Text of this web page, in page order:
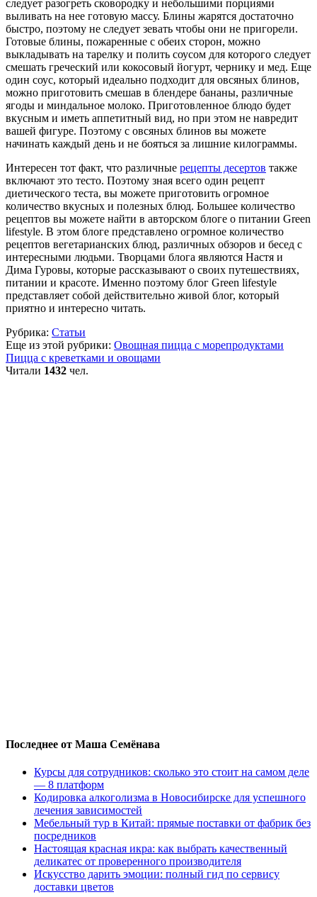
следует разогреть сковородку и небольшими порциями
выливать на нее готовую массу. Блины жарятся достаточно
быстро, поэтому не следует зевать чтобы они не пригорели.
Готовые блины, пожаренные с обеих сторон, можно
выкладывать на тарелку и полить соусом для которого следует
смешать греческий или кокосовый йогурт, чернику и мед. Еще
один соус, который идеально подходит для овсяных блинов,
можно приготовить смешав в блендере бананы, различные
ягоды и миндальное молоко. Приготовленное блюдо будет
вкусным и иметь аппетитный вид, но при этом не навредит
вашей фигуре. Поэтому с овсяных блинов вы можете
начинать каждый день и не бояться за лишние килограммы.
Интересен тот факт, что различные рецепты десертов также
включают это тесто. Поэтому зная всего один рецепт
диетического теста, вы можете приготовить огромное
количество вкусных и полезных блюд. Большее количество
рецептов вы можете найти в авторском блоге о питании Green
lifestyle. В этом блоге представлено огромное количество
рецептов вегетарианских блюд, различных обзоров и бесед с
интересными людьми. Творцами блога являются Настя и
Дима Гуровы, которые рассказывают о своих путешествиях,
питании и красоте. Именно поэтому блог Green lifestyle
представляет собой действительно живой блог, который
приятно и интересно читать.
Рубрика: Статьи
Еще из этой рубрики: Овощная пицца с морепродуктами
Пицца с креветками и овощами
Читали 1432 чел.
Последнее от Маша Семёнава
Курсы для сотрудников: сколько это стоит на самом деле
— 8 платформ
Кодировка алкоголизма в Новосибирске для успешного
лечения зависимостей
Мебельный тур в Китай: прямые поставки от фабрик без
посредников
Настоящая красная икра: как выбрать качественный
деликатес от проверенного производителя
Искусство дарить эмоции: полный гид по сервису
доставки цветов